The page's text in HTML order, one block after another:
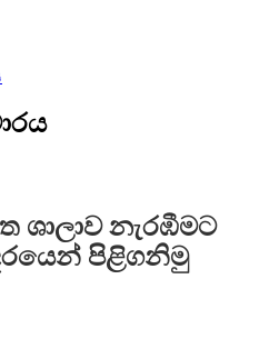
ශාලාව නැරඹීමට
පිළිගනිමු